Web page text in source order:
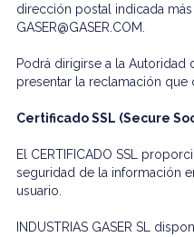
dirección postal indicada
GASER@GASER.COM.
Podrá dirigirse a la
presentar la reclamación que
Certificado SSL (Secure
El CERTIFICADO SSL
seguridad de la información
usuario.
INDUSTRIAS GASER SL